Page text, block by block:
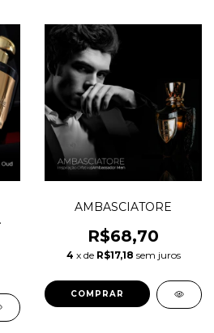
AMBASCIATORE
R$68,70
4 x de R$17,18 sem juros
COMPRAR